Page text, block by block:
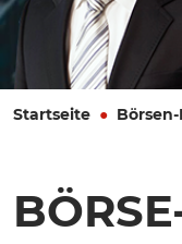
Startseite